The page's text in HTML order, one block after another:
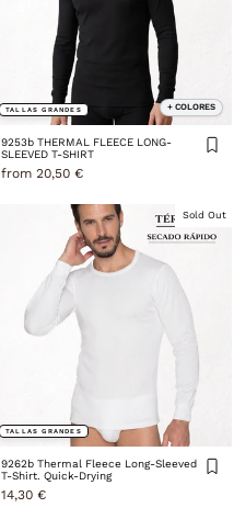
TALLAS GRANDES + COLORES
9253b THERMAL FLEECE LONG-
SLEEVED T-SHIRT
from 20,50 €
Sold Out
TALLAS GRANDES
9262b Thermal Fleece Long-Sleeved
T-Shirt. Quick-Drying
14,30 €